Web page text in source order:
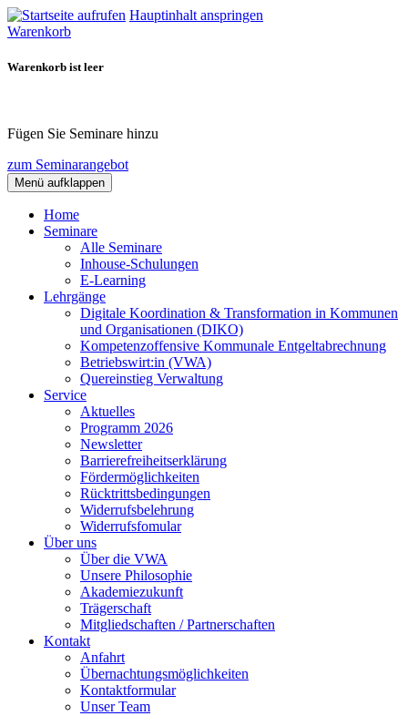
Hauptinhalt anspringen
Warenkorb
Warenkorb ist leer
Fügen Sie Seminare hinzu
zum Seminarangebot
Menü aufklappen
Home
Seminare
Alle Seminare
Inhouse-Schulungen
E-Learning
Lehrgänge
Digitale Koordination & Transformation in Kommunen
und Organisationen (DIKO)
Kompetenzoffensive Kommunale Entgeltabrechnung
Betriebswirt:in (VWA)
Quereinstieg Verwaltung
Service
Aktuelles
Programm 2026
Newsletter
Barrierefreiheitserklärung
Fördermöglichkeiten
Rücktrittsbedingungen
Widerrufsbelehrung
Widerrufsfomular
Über uns
Über die VWA
Unsere Philosophie
Akademiezukunft
Trägerschaft
Mitgliedschaften / Partnerschaften
Kontakt
Anfahrt
Übernachtungsmöglichkeiten
Kontaktformular
Unser Team